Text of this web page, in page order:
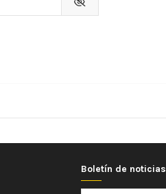
Boletín de noticias